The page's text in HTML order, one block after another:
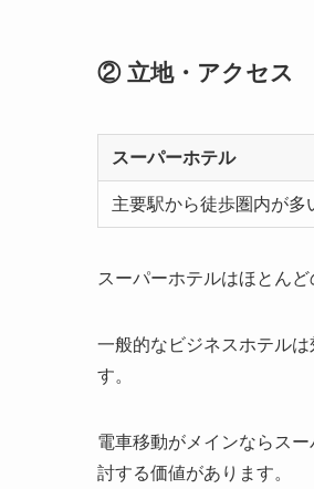
② 立地・アクセス
スーパーホテル
主要駅から徒歩圏内が多
スーパーホテルはほとん
一般的なビジネスホテル
す。
電車移動がメインならス
討する価値があります。